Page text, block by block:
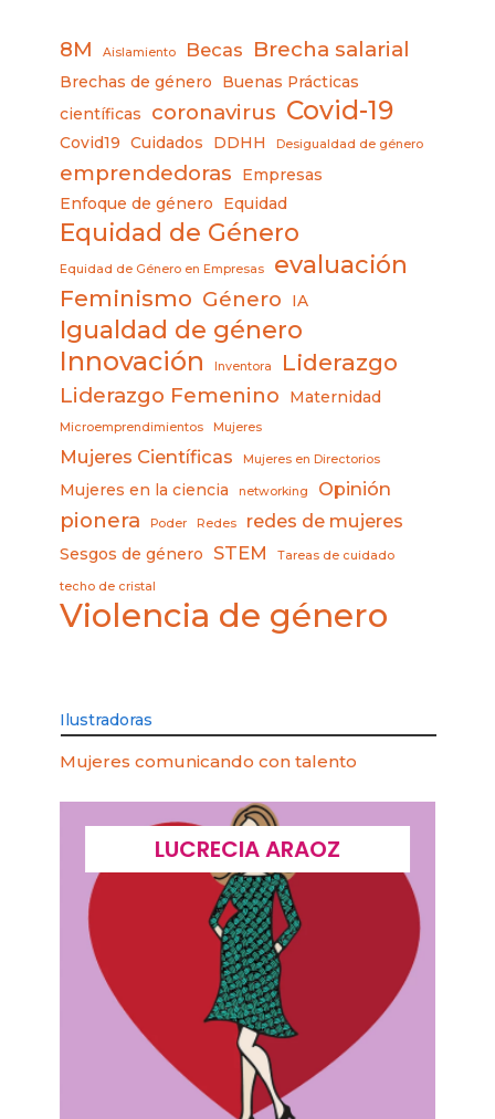
8M Aislamiento Becas Brecha salarial
Brechas de género
Buenas Prácticas
científicas
coronavirus Covid-19
Covid19 Cuidados DDHH Desigualdad de género
emprendedoras
Empresas
Enfoque de género
Equidad
Equidad de Género
Equidad de Género en Empresas evaluación
Feminismo Género IA
Igualdad de género
Innovación Inventora Liderazgo
Liderazgo Femenino Maternidad
Microemprendimientos Mujeres
Mujeres Científicas Mujeres en Directorios
Mujeres en la ciencia networking Opinión
pionera Poder Redes redes de mujeres
Sesgos de género STEM Tareas de cuidado
techo de cristal
Violencia de género
Ilustradoras
Mujeres comunicando con talento
LUCRECIA ARAOZ